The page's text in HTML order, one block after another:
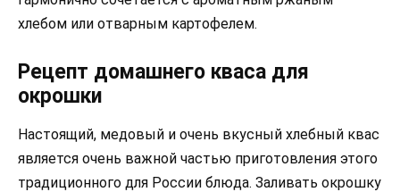
хлебом или отварным картофелем.
Рецепт домашнего кваса для
окрошки
Настоящий, медовый и очень вкусный хлебный квас
является очень важной частью приготовления этого
традиционного для России блюда. Заливать окрошку